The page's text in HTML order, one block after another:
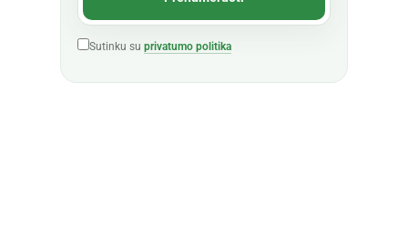
Sutinku su privatumo politika